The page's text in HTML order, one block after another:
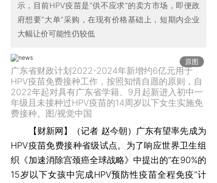
示，目前HPV疫苗是“供不应求”的卖方市场，即便政
府想要“大单”采购，在现有价格基础上，短期内企业
大幅让价可能性仍较低
原图
广东省财政计划2022-2024年新增约6亿元用于
HPV疫苗免费接种工作，按照知情自愿的原则，自
2022年起对具有广东省学籍、9月起新进入初中一
年级且未接种过HPV疫苗的14周岁以下女生实施免
费接种。图/视觉中国
【财新网】（记者 赵今朝） 广东有望率先成为
HPV疫苗免费接种省级试点。为了响应世界卫生组
织《加速消除宫颈癌全球战略》中提出的“在90%的
15岁以下女孩中完成HPV预防性疫苗全程免疫”计